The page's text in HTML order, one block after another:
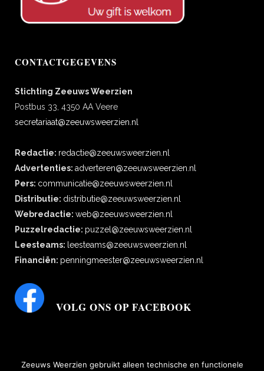
CONTACTGEGEVENS
Stichting Zeeuws Weerzien
Postbus 33, 4350 AA Veere
secretariaat@zeeuwsweerzien.nl
Redactie: redactie@zeeuwsweerzien.nl
Advertenties: adverteren@zeeuwsweerzien.nl
Pers: communicatie@zeeuwsweerzien.nl
Distributie: distributie@zeeuwsweerzien.nl
Webredactie: web@zeeuwsweerzien.nl
Puzzelredactie: puzzel@zeeuwsweerzien.nl
Leesteams: leesteams@zeeuwsweerzien.nl
Financiën: penningmeester@zeeuwsweerzien.nl
VOLG ONS OP FACEBOOK
Zeeuws Weerzien gebruikt alleen technische en functionele